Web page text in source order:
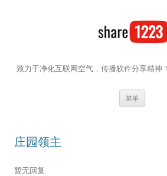
致力于净化互联网空气，传播软件分享精神！
菜单
庄园领主
暂无回复